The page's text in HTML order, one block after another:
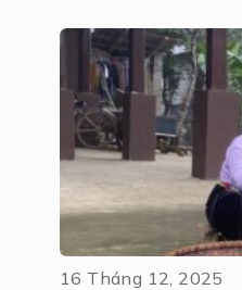
16 Tháng 12, 2025